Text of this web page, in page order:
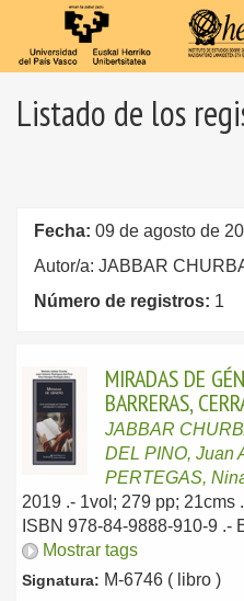
Listado de los
Fecha: 09 de agosto de
Autor/a: JABBAR
Número de registros: 1
MIRADAS DE
BARRERAS,
JABBAR
DEL PINO, Juan
PERTEGAS,
2019 .- 1vol; 279 pp; 21cms
ISBN 978-84-9888-910-9 .-
Mostrar tags
Signatura: M-6746 ( libro )